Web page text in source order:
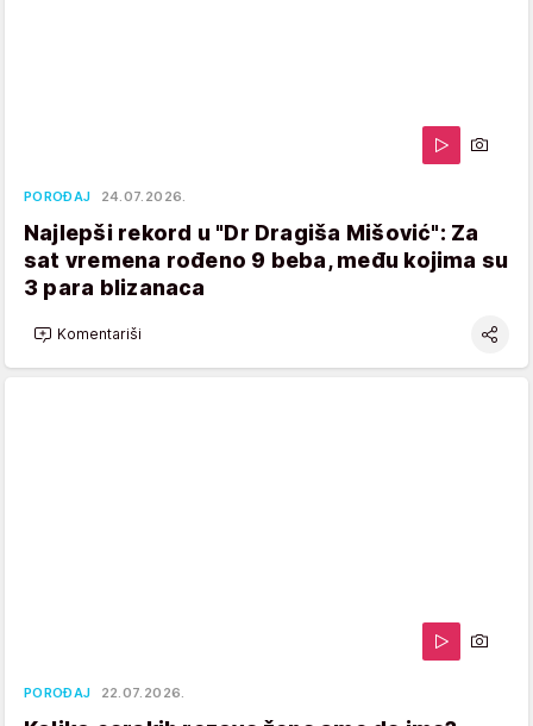
POROĐAJ 24.07.2026.
Najlepši rekord u "Dr Dragiša Mišović": Za
sat vremena rođeno 9 beba, među kojima su
3 para blizanaca
Komentariši
POROĐAJ 22.07.2026.